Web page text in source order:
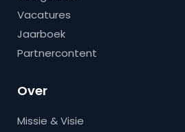
Vacatures
Jaarboek
Partnercontent
Over
Missie & Visie